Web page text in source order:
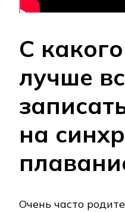
С
лучше
на
Очень часто